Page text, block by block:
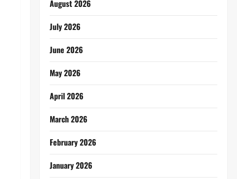
August 2026
July 2026
June 2026
May 2026
April 2026
March 2026
February 2026
January 2026